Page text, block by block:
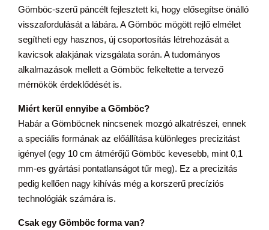
Gömböc-szerű páncélt fejlesztett ki, hogy elősegítse önálló
visszafordulását a lábára. A Gömböc mögött rejlő elmélet
segítheti egy hasznos, új csoportosítás létrehozását a
kavicsok alakjának vizsgálata során. A tudományos
alkalmazások mellett a Gömböc felkeltette a tervező
mérnökök érdeklődését is.
Miért kerül ennyibe a Gömböc?
Habár a Gömböcnek nincsenek mozgó alkatrészei, ennek
a speciális formának az előállítása különleges precizitást
igényel (egy 10 cm átmérőjű Gömböc kevesebb, mint 0,1
mm-es gyártási pontatlanságot tűr meg). Ez a precizitás
pedig kellően nagy kihívás még a korszerű precíziós
technológiák számára is.
Csak egy Gömböc forma van?